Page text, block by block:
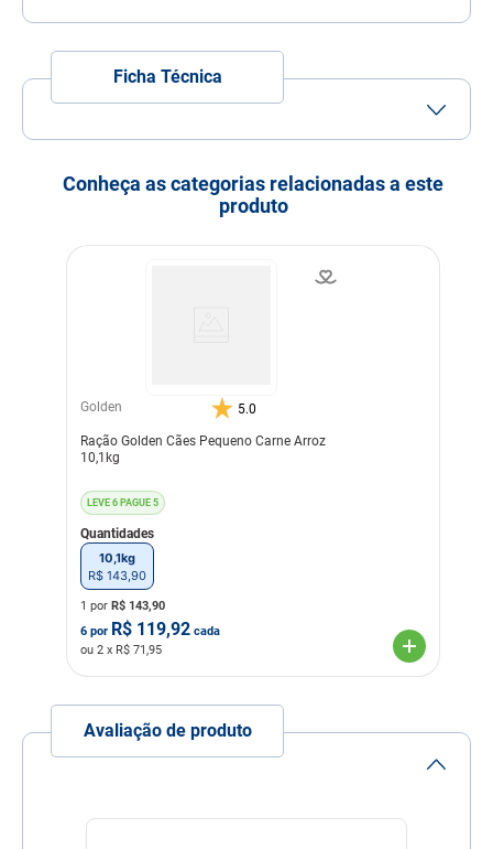
Ficha Técnica
Conheça as categorias relacionadas a este
produto
Golden 5.0
Ração Golden Cães Pequeno Carne Arroz
10,1kg
LEVE 6 PAGUE 5
Quantidades
10,1kg
R$ 143 90
1 por R$ 143,90
6 por R$ 119,92 cada
ou 2 x R$ 71,95
Avaliação de produto
9º
ração premier